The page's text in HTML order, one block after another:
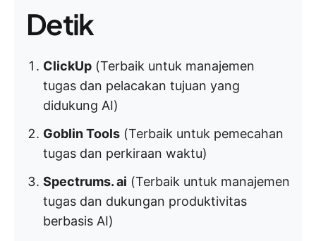
Detik
ClickUp (Terbaik untuk manajemen
tugas dan pelacakan tujuan yang
didukung AI)
Goblin Tools (Terbaik untuk pemecahan
tugas dan perkiraan waktu)
Spectrums. ai (Terbaik untuk manajemen
tugas dan dukungan produktivitas
berbasis AI)